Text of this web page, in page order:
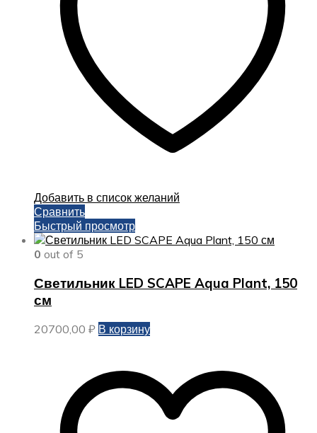
Добавить в список желаний
Сравнить
Быстрый просмотр
0 out of 5
Светильник LED SCAPE Aqua Plant, 150
см
20700,00 ₽ В корзину